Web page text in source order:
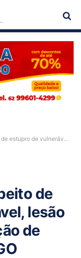
corporal e divulgação de nudez, em Posse-GO
de
lesão
de